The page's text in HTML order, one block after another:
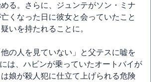
る。さらに、ジュンテがソン・ミナ
亡くなった日に彼女と会っていたこと
いを持たれることに。
の人を見ていない」と父テスに嘘を
は、ハビンが乗っていたオートバイが
娘が殺人犯に仕立て上げられる危険